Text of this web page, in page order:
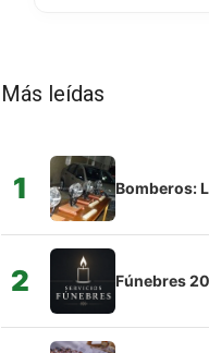
Más leídas
1 Bomberos:
2 Fúnebres